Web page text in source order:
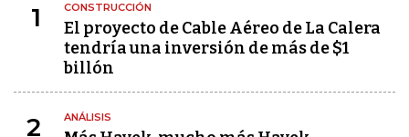
1 CONSTRUCCIÓN
El proyecto de Cable Aéreo de La Calera
tendría una inversión de más de $1
billón
2 ANÁLISIS